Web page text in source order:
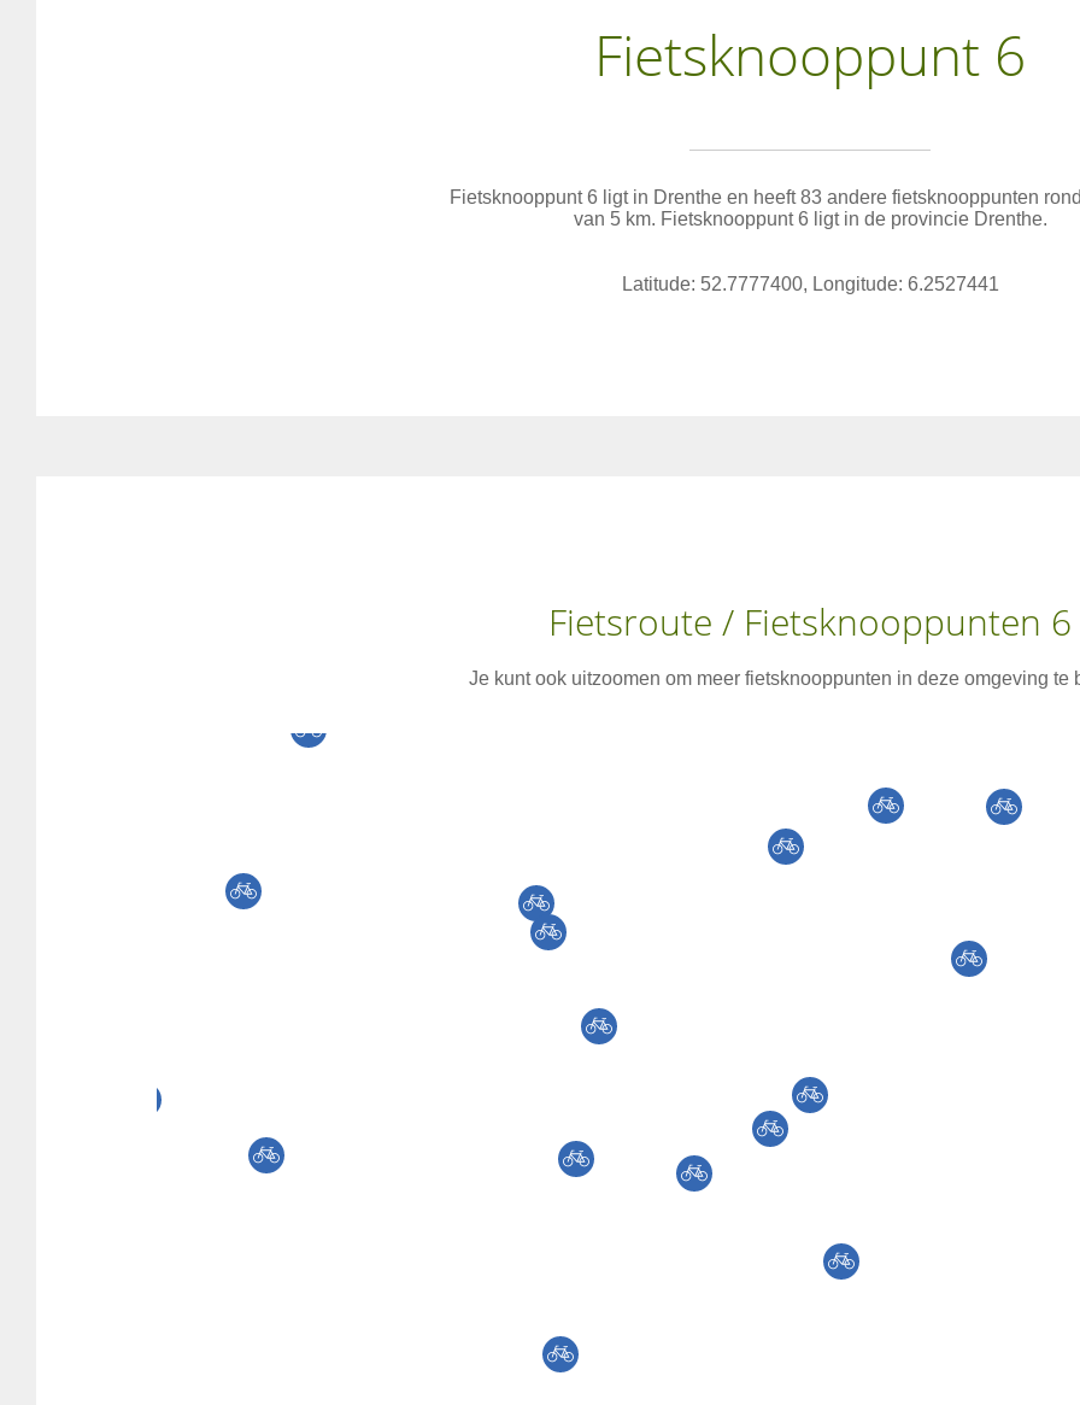
Fietsknooppunt 6
Fietsknooppunt 6 ligt in Drenthe en heeft 83 andere fietsknooppunten
van 5 km. Fietsknooppunt 6 ligt in de provincie Drenthe.
Latitude: 52.7777400, Longitude: 6.2527441
Fietsroute / Fietsknooppunten 6
Je kunt ook uitzoomen om meer fietsknooppunten in deze omgeving te